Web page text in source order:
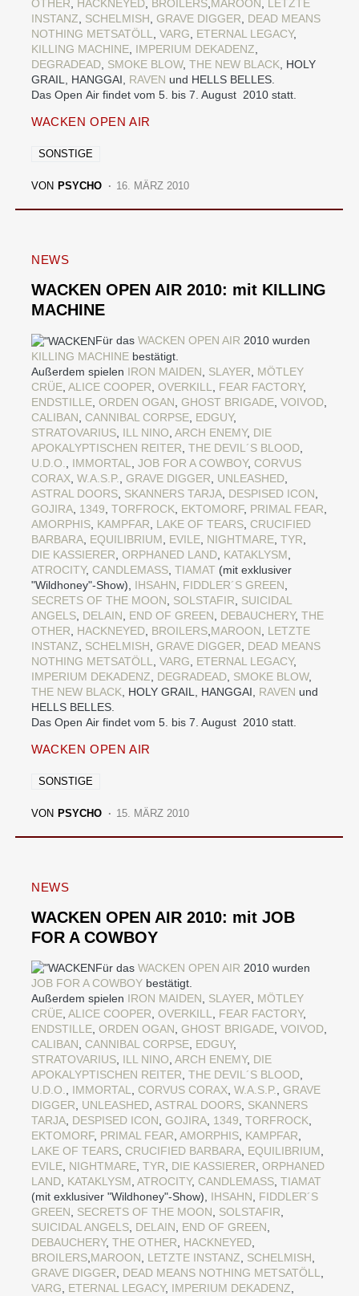
OTHER HACKNEYED BROILERS MAROON
LETZTE
INSTANZ
SCHELMISH GRAVE DIGGER
DEAD MEANS
NOTHING METSATÖLL VARG ETERNAL LEGACY,
KILLING MACHINE IMPERIUM DEKADENZ
DEGRADEAD SMOKE BLOW, THE NEW BLACK , HOLY
GRAIL, HANGGAI, RAVEN und HELLS BELLES.
Das Open Air findet vom 5. bis 7. August 2010 statt.
WACKEN OPEN AIR
SONSTIGE
VON PSYCHO 16. MÄRZ 2010
NEWS
WACKEN OPEN AIR 2010: mit KILLING
MACHINE
Für das WACKEN OPEN AIR 2010 wurden
KILLING MACHINE bestätigt.
Außerdem spielen IRON MAIDEN SLAYER
MÖTLEY
CRÜE ALICE COOPER OVERKILL FEAR FACTORY,
ENDSTILLE ORDEN OGAN GHOST BRIGADE VOIVOD
CALIBAN CANNIBAL CORPSE EDGUY,
STRATOVARIUS ILL NINO ARCH ENEMY, DIE
APOKALYPTISCHEN REITER THE DEVIL´S BLOOD
U.D.O.
IMMORTAL JOB FOR A COWBOY, CORVUS
CORAX W.A.S.P. GRAVE DIGGER UNLEASHED
ASTRAL DOORS SKANNERS TARJA DESPISED ICON
GOJIRA 1349 TORFROCK EKTOMORF, PRIMAL FEAR
AMORPHIS KAMPFAR LAKE OF TEARS CRUCIFIED
BARBARA EQUILIBRIUM EVILE NIGHTMARE TYR
DIE KASSIERER ORPHANED LAND KATAKLYSM
ATROCITY, CANDLEMASS TIAMAT (mit exklusiver
"Wildhoney"-Show), IHSAHN FIDDLER´S GREEN
SECRETS OF THE MOON
SOLSTAFIR
SUICIDAL
ANGELS DELAIN END OF GREEN DEBAUCHERY, THE
OTHER
HACKNEYED BROILERS MAROON
LETZTE
INSTANZ
SCHELMISH GRAVE DIGGER
DEAD MEANS
NOTHING METSATÖLL VARG ETERNAL LEGACY,
IMPERIUM DEKADENZ
DEGRADEAD SMOKE BLOW,
THE NEW BLACK , HOLY GRAIL, HANGGAI, RAVEN und
HELLS BELLES.
Das Open Air findet vom 5. bis 7. August 2010 statt.
WACKEN OPEN AIR
SONSTIGE
VON PSYCHO 15. MÄRZ 2010
NEWS
WACKEN OPEN AIR 2010: mit JOB
FOR A COWBOY
Für das WACKEN OPEN AIR 2010 wurden
JOB FOR A COWBOY bestätigt.
Außerdem spielen IRON MAIDEN, SLAYER, MÖTLEY
CRÜE, ALICE COOPER, OVERKILL, FEAR FACTORY,
ENDSTILLE, ORDEN OGAN, GHOST BRIGADE, VOIVOD,
CALIBAN, CANNIBAL CORPSE, EDGUY,
STRATOVARIUS, ILL NINO, ARCH ENEMY, DIE
APOKALYPTISCHEN REITER, THE DEVIL´S BLOOD,
U.D.O., IMMORTAL, CORVUS CORAX, W.A.S.P., GRAVE
DIGGER, UNLEASHED, ASTRAL DOORS, SKANNERS
TARJA, DESPISED ICON, GOJIRA, 1349, TORFROCK,
EKTOMORF, PRIMAL FEAR, AMORPHIS, KAMPFAR,
LAKE OF TEARS, CRUCIFIED BARBARA, EQUILIBRIUM,
EVILE, NIGHTMARE, TYR, DIE KASSIERER, ORPHANED
LAND, KATAKLYSM, ATROCITY, CANDLEMASS, TIAMAT
(mit exklusiver "Wildhoney"-Show), IHSAHN, FIDDLER´S
GREEN, SECRETS OF THE MOON, SOLSTAFIR,
SUICIDAL ANGELS, DELAIN, END OF GREEN,
DEBAUCHERY, THE OTHER, HACKNEYED,
BROILERS,MAROON, LETZTE INSTANZ, SCHELMISH,
GRAVE DIGGER, DEAD MEANS NOTHING METSATÖLL,
VARG, ETERNAL LEGACY, IMPERIUM DEKADENZ,